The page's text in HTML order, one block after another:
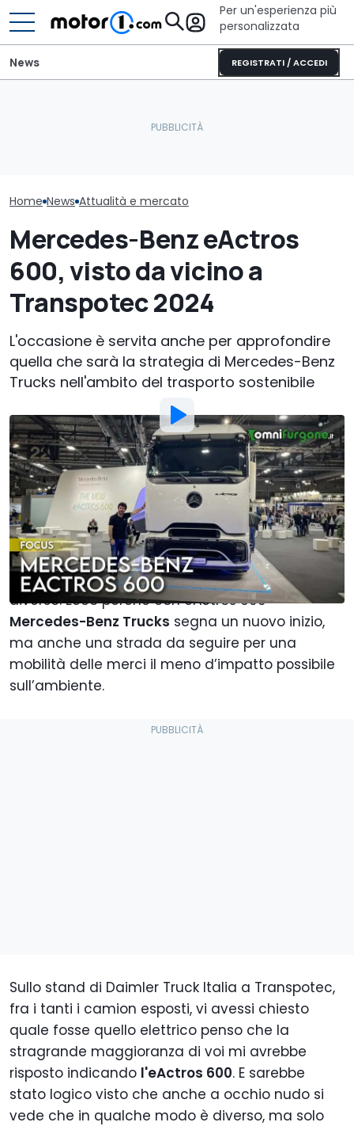
Per un'esperienza più
personalizzata
REGISTRATI / ACCEDI
News
Home News Attualità e mercato
Mercedes-Benz eActros
600, visto da vicino a
Transpotec 2024
L'occasione è servita anche per approfondire
quella che sarà la strategia di Mercedes-Benz
Trucks nell'ambito del trasporto sostenibile
Di:Francesco Stazi
6 Giu 2024alle18:00
Aggiungi Motor1.com alle
fonti preferite su Google
La Stella anche nei Camion è sempre servita per
indirizzarci versa qualcosa di nuovo e magari di
diverso. Ecco perché con eActros 600
Mercedes-Benz Trucks segna un nuovo inizio,
ma anche una strada da seguire per una
mobilità delle merci il meno d’impatto possibile
sull’ambiente.
Sullo stand di Daimler Truck Italia a Transpotec,
fra i tanti i camion esposti, vi avessi chiesto
quale fosse quello elettrico penso che la
stragrande maggioranza di voi mi avrebbe
risposto indicando l'eActros 600. E sarebbe
stato logico visto che anche a occhio nudo si
vede che in qualche modo è diverso, ma solo